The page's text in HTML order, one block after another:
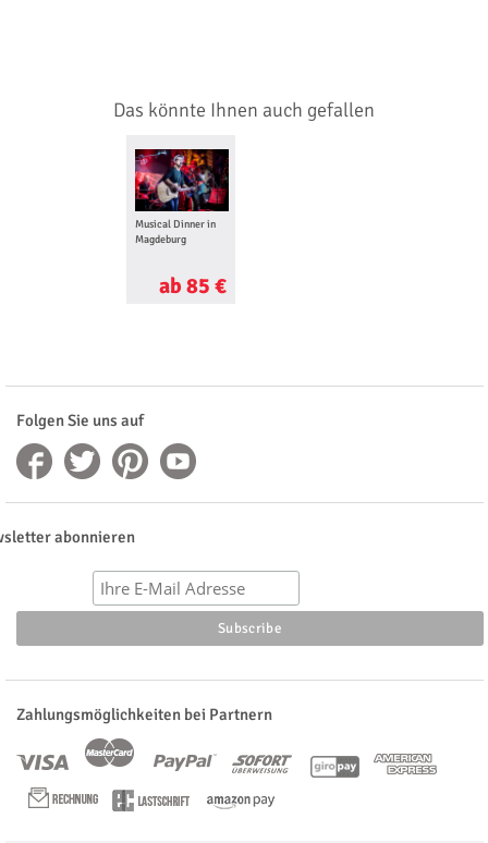
Das könnte Ihnen auch gefallen
Musical Dinner in
Magdeburg
ab 85 €
Folgen Sie uns auf
abonnieren
Zahlungsmöglichkeiten bei Partnern